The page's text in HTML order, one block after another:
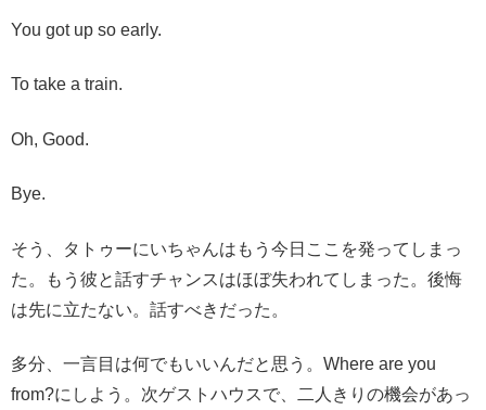
You got up so early.
To take a train.
Oh, Good.
Bye.
そう、タトゥーにいちゃんはもう今日ここを発ってしまっ
た。もう彼と話すチャンスはほぼ失われてしまった。後悔
は先に立たない。話すべきだった。
多分、一言目は何でもいいんだと思う。Where are you
from?にしよう。次ゲストハウスで、二人きりの機会があっ